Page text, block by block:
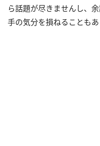
ら話題が尽きませんし、
手の気分を損ねることもあ